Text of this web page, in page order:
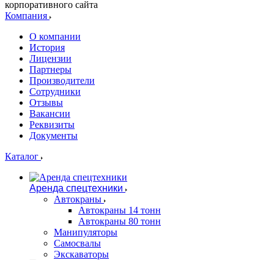
корпоративного сайта
Компания
О компании
История
Лицензии
Партнеры
Производители
Сотрудники
Отзывы
Вакансии
Реквизиты
Документы
Каталог
Аренда спецтехники
Автокраны
Автокраны 14 тонн
Автокраны 80 тонн
Манипуляторы
Самосвалы
Экскаваторы